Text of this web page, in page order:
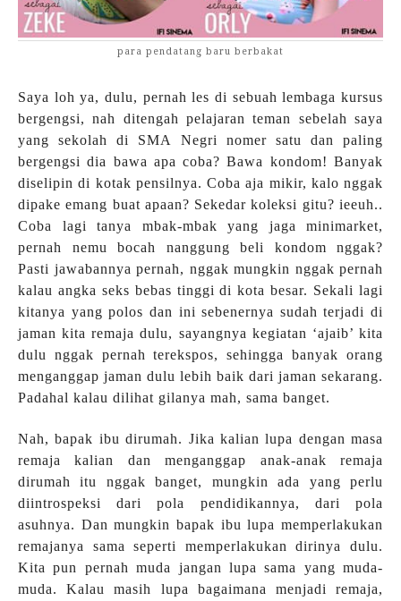
para pendatang baru berbakat
Saya loh ya, dulu, pernah les di sebuah lembaga kursus
bergengsi, nah ditengah pelajaran teman sebelah saya
yang sekolah di SMA Negri nomer satu dan paling
bergengsi dia bawa apa coba? Bawa kondom! Banyak
diselipin di kotak pensilnya. Coba aja mikir, kalo nggak
dipake emang buat apaan? Sekedar koleksi gitu? ieeuh..
Coba lagi tanya mbak-mbak yang jaga minimarket,
pernah nemu bocah nanggung beli kondom nggak?
Pasti jawabannya pernah, nggak mungkin nggak pernah
kalau angka seks bebas tinggi di kota besar. Sekali lagi
kitanya yang polos dan ini sebenernya sudah terjadi di
jaman kita remaja dulu, sayangnya kegiatan ‘ajaib’ kita
dulu nggak pernah terekspos, sehingga banyak orang
menganggap jaman dulu lebih baik dari jaman sekarang.
Padahal kalau dilihat gilanya mah, sama banget.
Nah, bapak ibu dirumah. Jika kalian lupa dengan masa
remaja kalian dan menganggap anak-anak remaja
dirumah itu nggak banget, mungkin ada yang perlu
diintrospeksi dari pola pendidikannya, dari pola
asuhnya. Dan mungkin bapak ibu lupa memperlakukan
remajanya sama seperti memperlakukan dirinya dulu.
Kita pun pernah muda jangan lupa sama yang muda-
muda. Kalau masih lupa bagaimana menjadi remaja,